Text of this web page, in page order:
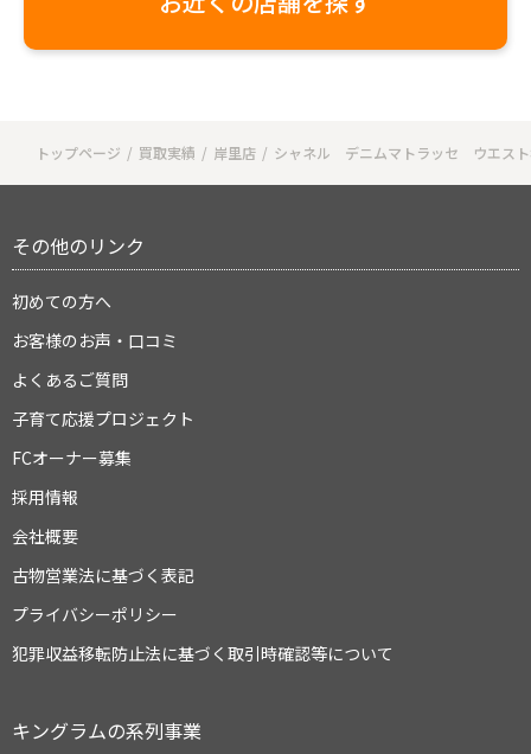
トップページ 買取実績 岸里店 シャネル デニムマトラッセ ウエスト
その他のリンク
初めての方へ
お客様のお声・口コミ
よくあるご質問
子育て応援プロジェクト
FCオーナー募集
採用情報
会社概要
古物営業法に基づく表記
プライバシーポリシー
犯罪収益移転防止法に基づく取引時確認等について
キングラムの系列事業